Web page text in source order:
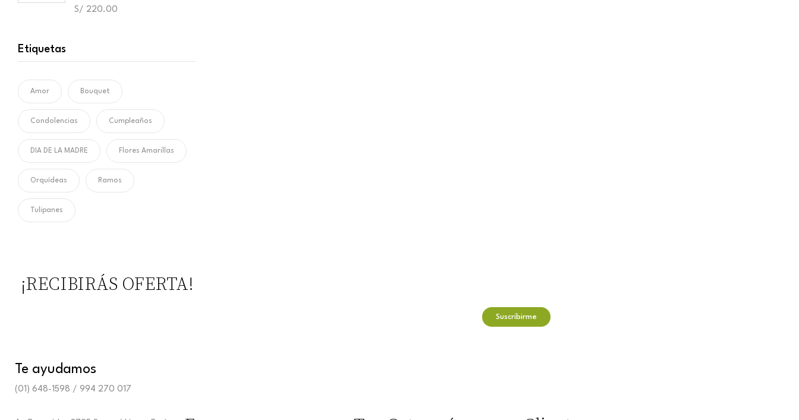
S/ 220.00
Etiquetas
Amor Bouquet
Condolencias Cumpleaños
DIA DE LA MADRE Flores Amarillas
Orquídeas Ramos
Tulipanes
¡RECIBIRÁS OFERTA!
Te ayudamos
(01) 648-1598 / 994 270 017